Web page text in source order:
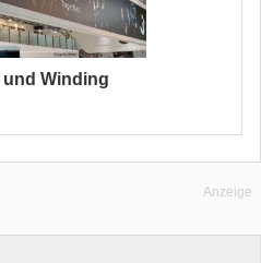
Winding
Anzeige